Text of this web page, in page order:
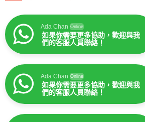
Ada Chan Online
如果你需要更多協助，歡迎與我
們的客服人員聯絡！
Ada Chan Online
如果你需要更多協助，歡迎與我
們的客服人員聯絡！